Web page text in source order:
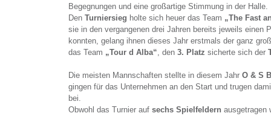
Begegnungen und eine großartige Stimmung in der Halle.
Den Turniersieg holte sich heuer das Team „The Fast
sie in den vergangenen drei Jahren bereits jeweils einen
konnten, gelang ihnen dieses Jahr erstmals der ganz
das Team „Tour d Alba“, den 3. Platz sicherte sich der
Die meisten Mannschaften stellte in diesem Jahr O & S
gingen für das Unternehmen an den Start und trugen
bei.
Obwohl das Turnier auf sechs Spielfeldern ausgetragen